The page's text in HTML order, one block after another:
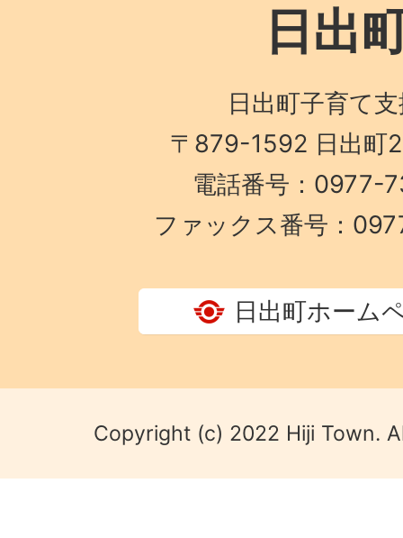
日出
日出町子育て
〒879-1592 日出町
電話番号：0977-
ファックス番号：
日出町ホーム
Copyright (c) 2022 Hiji Town.